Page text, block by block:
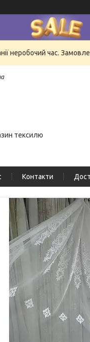
неробочий час.
тексилю
Контакти